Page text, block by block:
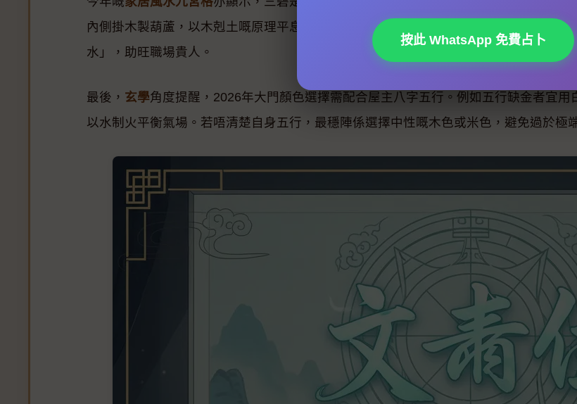
內側掛木製葫蘆，以木剋土嘅原理平息是非。對於想加強事業運嘅家庭，可在大門左側
水」，助旺職場貴人。
最後， 玄學角度提醒，2026年大門顏色選擇需配合屋主八字五行。例如五行缺金者宜用
以水制火平衡氣場。若唔清楚自身五行，最穩陣係選擇中性嘅木色或米色，避免過於極
按此 WhatsApp 免費占卜